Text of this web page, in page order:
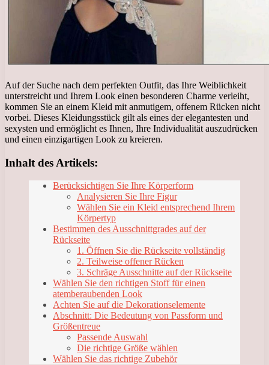
Auf der Suche nach dem perfekten Outfit, das Ihre Weiblichkeit
unterstreicht und Ihrem Look einen besonderen Charme verleiht,
kommen Sie an einem Kleid mit anmutigem, offenem Rücken nicht
vorbei. Dieses Kleidungsstück gilt als eines der elegantesten und
sexysten und ermöglicht es Ihnen, Ihre Individualität auszudrücken
und einen einzigartigen Look zu kreieren.
Inhalt des Artikels:
Berücksichtigen Sie Ihre Körperform
Analysieren Sie Ihre Figur
Wählen Sie ein Kleid entsprechend Ihrem
Körpertyp
Bestimmen des Ausschnittgrades auf der
Rückseite
1. Öffnen Sie die Rückseite vollständig
2. Teilweise offener Rücken
3. Schräge Ausschnitte auf der Rückseite
Wählen Sie den richtigen Stoff für einen
atemberaubenden Look
Achten Sie auf die Dekorationselemente
Abschnitt: Die Bedeutung von Passform und
Größentreue
Passende Auswahl
Die richtige Größe wählen
Wählen Sie das richtige Zubehör